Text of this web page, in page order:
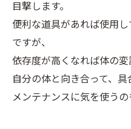
目撃します。
便利な道具があれば使用
ですが、
依存度が高くなれば体の変
自分の体と向き合って、
メンテナンスに気を使う